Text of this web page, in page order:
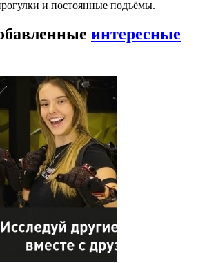
и постоянные подъёмы.
интересные